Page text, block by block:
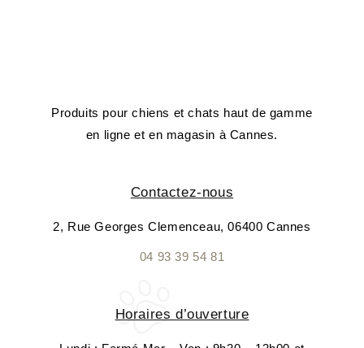
Produits pour chiens et chats haut de gamme
en ligne et en magasin à Cannes.
Contactez-nous
2, Rue Georges Clemenceau, 06400 Cannes
04 93 39 54 81
Horaires d’ouverture